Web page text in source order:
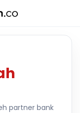
partner bank